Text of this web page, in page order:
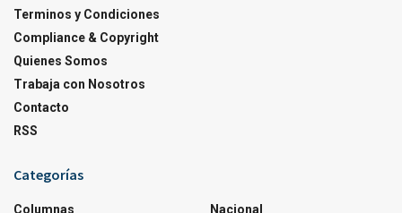
Terminos y Condiciones
Compliance & Copyright
Quienes Somos
Trabaja con Nosotros
Contacto
RSS
Categorías
Columnas
Nacional